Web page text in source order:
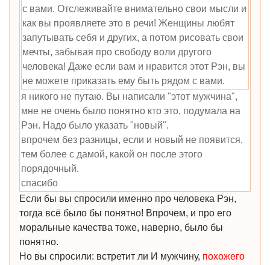
с вами. Отслеживайте внимательно свои мысли и
как вы проявляете это в речи! Женщины любят
запутывать себя и других, а потом рисовать свои
мечты, забывая про свободу воли другого
человека! Даже если вам и нравится этот Рэн, вы
не можете приказать ему быть рядом с вами.
я никого не путаю. Вы написали "этот мужчина",
мне не очень было понятно кто это, подумала на
Рэн. Надо было указать "новый".
впрочем без разницы, если и новый не появится,
тем более с дамой, какой он после этого
порядочный.
спасибо
Если бы вы спросили именно про человека Рэн,
тогда всё было бы понятно! Впрочем, и про его
моральные качества тоже, наверно, было бы
понятно.
Но вы спросили: встретит ли И мужчину, похожего